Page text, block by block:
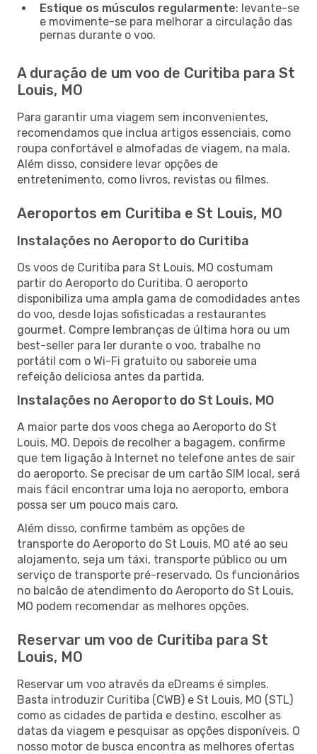
Estique os músculos regularmente: levante-se
e movimente-se para melhorar a circulação das
pernas durante o voo.
A duração de um voo de Curitiba para St
Louis, MO
Para garantir uma viagem sem inconvenientes,
recomendamos que inclua artigos essenciais, como
roupa confortável e almofadas de viagem, na mala.
Além disso, considere levar opções de
entretenimento, como livros, revistas ou filmes.
Aeroportos em Curitiba e St Louis, MO
Instalações no Aeroporto do Curitiba
Os voos de Curitiba para St Louis, MO costumam
partir do Aeroporto do Curitiba. O aeroporto
disponibiliza uma ampla gama de comodidades antes
do voo, desde lojas sofisticadas a restaurantes
gourmet. Compre lembranças de última hora ou um
best-seller para ler durante o voo, trabalhe no
portátil com o Wi-Fi gratuito ou saboreie uma
refeição deliciosa antes da partida.
Instalações no Aeroporto do St Louis, MO
A maior parte dos voos chega ao Aeroporto do St
Louis, MO. Depois de recolher a bagagem, confirme
que tem ligação à Internet no telefone antes de sair
do aeroporto. Se precisar de um cartão SIM local, será
mais fácil encontrar uma loja no aeroporto, embora
possa ser um pouco mais caro.
Além disso, confirme também as opções de
transporte do Aeroporto do St Louis, MO até ao seu
alojamento, seja um táxi, transporte público ou um
serviço de transporte pré-reservado. Os funcionários
no balcão de atendimento do Aeroporto do St Louis,
MO podem recomendar as melhores opções.
Reservar um voo de Curitiba para St
Louis, MO
Reservar um voo através da eDreams é simples.
Basta introduzir Curitiba (CWB) e St Louis, MO (STL)
como as cidades de partida e destino, escolher as
datas da viagem e pesquisar as opções disponíveis. O
nosso motor de busca encontra as melhores ofertas